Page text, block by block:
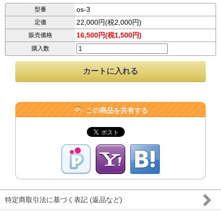
型番 os-3
定価 22,000円(税2,000円)
販売価格 16,500円(税1,500円)
購入数
この商品を共有する
特定商取引法に基づく表記 (返品など)